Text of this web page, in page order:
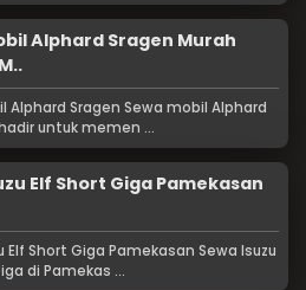
Alphard Sragen Murah
Alphard Sragen Sewa mobil Alphard
untuk memen ...
Elf Short Giga Pamekasan
Elf Short Giga Pamekasan Sewa Isuzu
di Pamekas ...